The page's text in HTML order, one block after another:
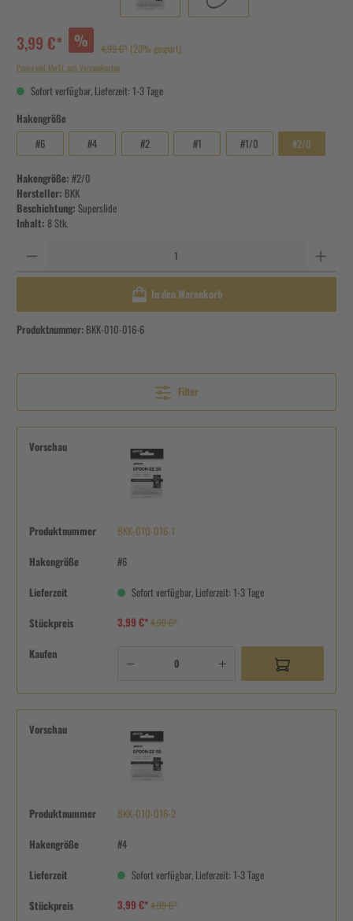
3,99 €* % 4,99 €* (20% gespart)
Preise inkl. MwSt. zzgl. Versandkosten
Sofort verfügbar, Lieferzeit: 1-3 Tage
Hakengröße
#6
#4 #2 #1 #1/0 #2/0
Hakengröße: #2/0
Hersteller: BKK
Beschichtung: Superslide
Inhalt: 8 Stk.
In den Warenkorb
Produktnummer: BKK-010-016-6
Filter
Vorschau
Produktnummer BKK-010-016-1
Hakengröße #6
Lieferzeit Sofort verfügbar, Lieferzeit: 1-3 Tage
Stückpreis 3,99 €*4,99 €*
Kaufen
Vorschau
Produktnummer BKK-010-016-2
Hakengröße #4
Lieferzeit Sofort verfügbar, Lieferzeit: 1-3 Tage
Stückpreis 3,99 €*4,99 €*